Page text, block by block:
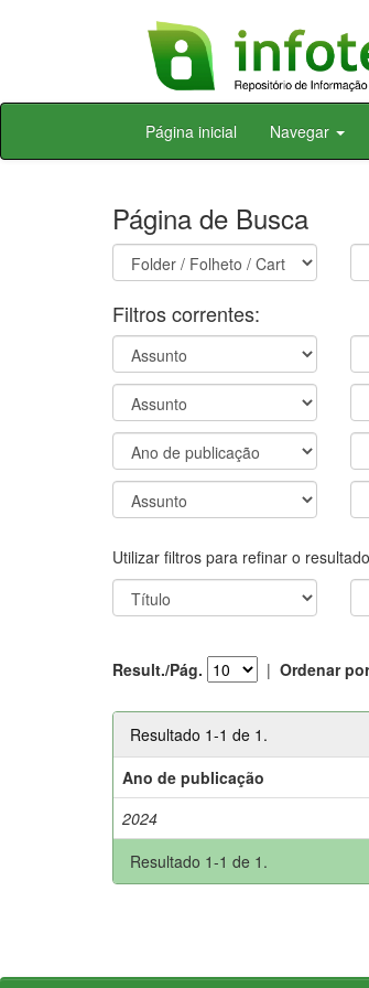
Skip
Página inicial Navegar
Página de Busca
Filtros correntes:
Utilizar filtros para refinar o
Result./Pág. | Ordenar por
Resultado 1-1 de 1.
Ano de publicação
2024
Resultado 1-1 de 1.